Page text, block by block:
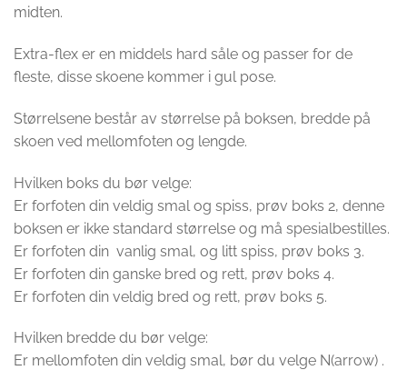
midten.
Extra-flex er en middels hard såle og passer for de
fleste, disse skoene kommer i gul pose.
Størrelsene består av størrelse på boksen, bredde på
skoen ved mellomfoten og lengde.
Hvilken boks du bør velge:
Er forfoten din veldig smal og spiss, prøv boks 2, denne
boksen er ikke standard størrelse og må spesialbestilles.
Er forfoten din vanlig smal, og litt spiss, prøv boks 3.
Er forfoten din ganske bred og rett, prøv boks 4.
Er forfoten din veldig bred og rett, prøv boks 5.
Hvilken bredde du bør velge:
Er mellomfoten din veldig smal, bør du velge N(arrow) .